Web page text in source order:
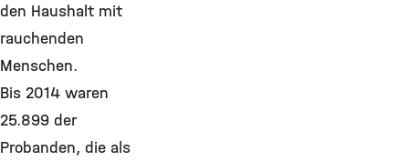
den Haushalt mit
rauchenden
Menschen.
Bis 2014 waren
25.899 der
Probanden, die als